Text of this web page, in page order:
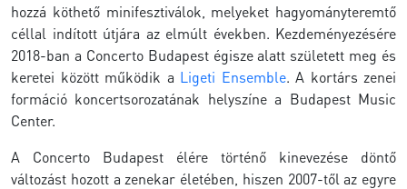
hozzá köthető minifesztiválok, melyeket hagyományteremtő
céllal indított útjára az elmúlt években. Kezdeményezésére
2018-ban a Concerto Budapest égisze alatt született meg és
keretei között működik a Ligeti Ensemble. A kortárs zenei
formáció koncertsorozatának helyszíne a Budapest Music
Center.
A Concerto Budapest élére történő kinevezése döntő
változást hozott a zenekar életében, hiszen 2007-től az egyre